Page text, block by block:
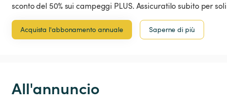
sconto del 50% sui campeggi PLUS. Assicuratilo subito per
Acquista l'abbonamento annuale Saperne di più
All'annuncio